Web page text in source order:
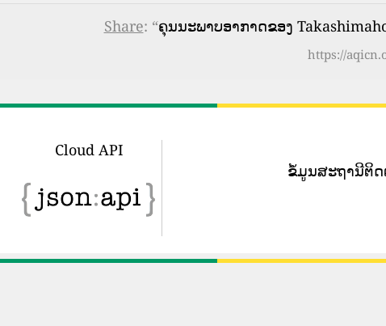
Share: “ຄຸນນະພາບອາກາດຂອງ
https://
Cloud API
ຂໍ້​ມູນ​ສະ​ຖາ​ນີ​ຕິດ​